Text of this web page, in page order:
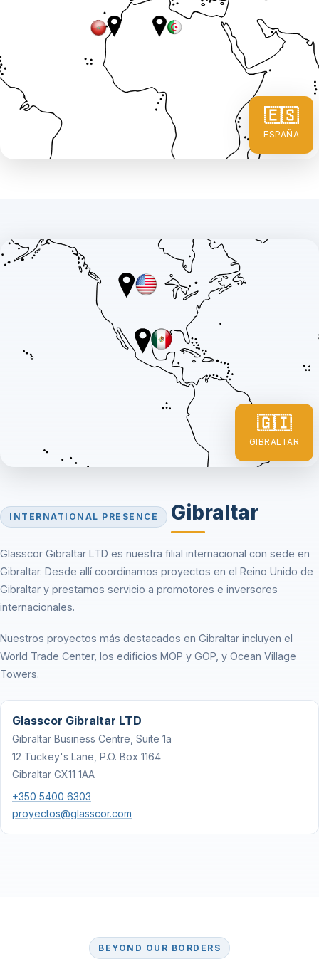
🇪🇸
ESPAÑA
🇬🇮
GIBRALTAR
INTERNATIONAL PRESENCE Gibraltar
Glasscor Gibraltar LTD es nuestra filial internacional con sede en
Gibraltar. Desde allí coordinamos proyectos en el Reino Unido de
Gibraltar y prestamos servicio a promotores e inversores
internacionales.
Nuestros proyectos más destacados en Gibraltar incluyen el
World Trade Center, los edificios MOP y GOP, y Ocean Village
Towers.
Glasscor Gibraltar LTD
Gibraltar Business Centre, Suite 1a
12 Tuckey's Lane, P.O. Box 1164
Gibraltar GX11 1AA
+350 5400 6303
proyectos@glasscor.com
BEYOND OUR BORDERS